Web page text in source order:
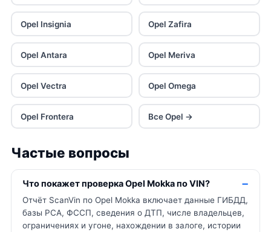
Opel Insignia Opel Zafira
Opel Antara Opel Meriva
Opel Vectra Opel Omega
Opel Frontera Все Opel →
Частые вопросы
Что покажет проверка Opel Mokka по VIN?
Отчёт ScanVin по Opel Mokka включает данные ГИБДД,
базы РСА, ФССП, сведения о ДТП, числе владельцев,
ограничениях и угоне, нахождении в залоге, истории